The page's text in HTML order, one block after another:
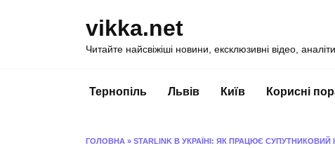
vikka.net
Читайте найсвіжіші новини, ексклюзивні відео,
Тернопіль Львів Київ Корисні
ГОЛОВНА » STARLINK В УКРАЇНІ: ЯК ПРАЦЮЄ СУПУТНИКОВИЙ